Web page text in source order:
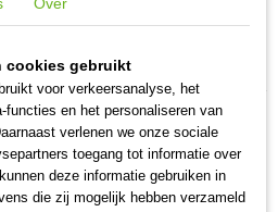
voorloopleuning
cookies gebruikt
voor verkeersanalyse, het
functies en het personaliseren van
verlenen we onze sociale
toegang tot informatie over
deze informatie gebruiken in
die zij mogelijk hebben verzameld